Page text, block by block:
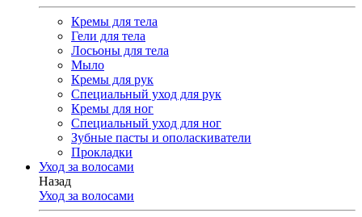
Кремы для тела
Гели для тела
Лосьоны для тела
Мыло
Кремы для рук
Специальный уход для рук
Кремы для ног
Специальный уход для ног
Зубные пасты и ополаскиватели
Прокладки
Уход за волосами
Назад
Уход за волосами